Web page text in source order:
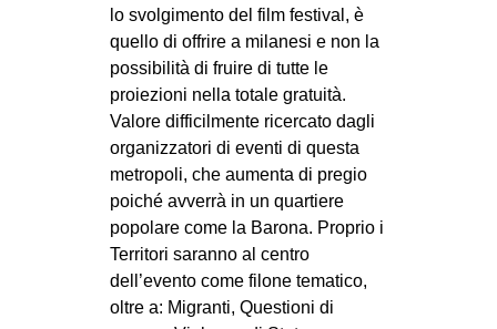
tw
bsky
ms
SEARCH
lo svolgimento del film festival, è
quello di offrire a milanesi e non la
possibilità di fruire di tutte le
proiezioni nella totale gratuità.
Valore difficilmente ricercato dagli
organizzatori di eventi di questa
metropoli, che aumenta di pregio
poiché avverrà in un quartiere
popolare come la Barona. Proprio i
Territori saranno al centro
dell’evento come filone tematico,
oltre a: Migranti, Questioni di